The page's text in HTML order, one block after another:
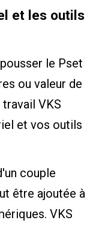
et les outils
le Pset
ou valeur de
VKS
et vos outils
couple
être ajoutée à
VKS